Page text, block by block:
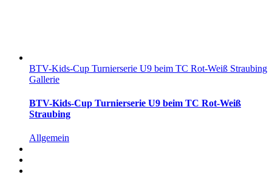
BTV-Kids-Cup Turnierserie U9 beim TC Rot-Weiß Straubing
Gallerie
BTV-Kids-Cup Turnierserie U9 beim TC Rot-Weiß
Straubing
Allgemein